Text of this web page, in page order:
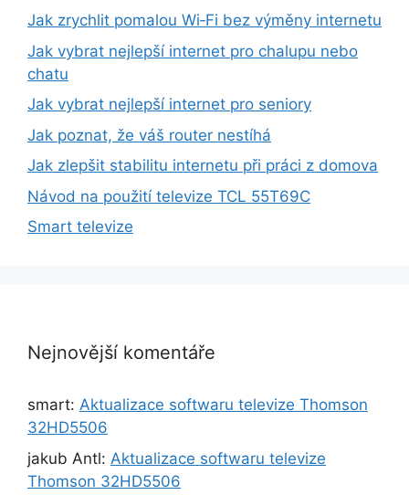
Jak zrychlit pomalou Wi‑Fi bez výměny internetu
Jak vybrat nejlepší internet pro chalupu nebo
chatu
Jak vybrat nejlepší internet pro seniory
Jak poznat, že váš router nestíhá
Jak zlepšit stabilitu internetu při práci z domova
Návod na použití televize TCL 55T69C
Smart televize
Nejnovější komentáře
smart: Aktualizace softwaru televize Thomson
32HD5506
jakub Antl: Aktualizace softwaru televize
Thomson 32HD5506